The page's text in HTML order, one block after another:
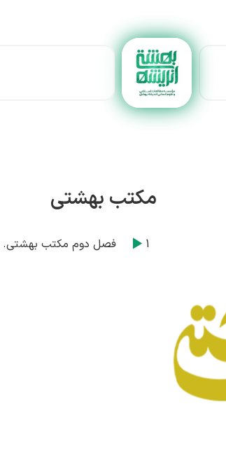
مکتب بهشتی
1 فصل دوم مکتب بهشتی.